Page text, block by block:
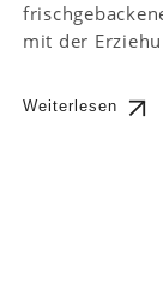
mit der
Weiterlesen